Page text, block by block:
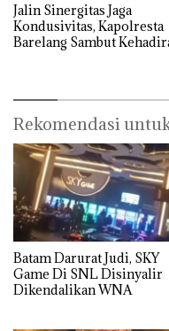
Jalin Sinergitas Jaga
Kondusivitas, Kapolresta
Barelang Sambut
Rekomendasi
Batam Darurat Judi, SKY
Game Di SNL Disinyalir
Dikendalikan WNA